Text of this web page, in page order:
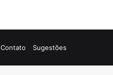
Contato Sugestões